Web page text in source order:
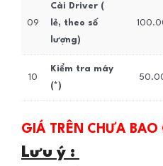
09
Cài Driver (
lẻ, theo số
lượng)
10
Kiểm tra máy
(*)
GIÁ TRÊN CHƯA BAO
Lưu ý :